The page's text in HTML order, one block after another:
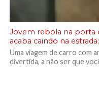
Jovem rebola na
acaba caindo na
Uma viagem de carro com
divertida, a não ser que